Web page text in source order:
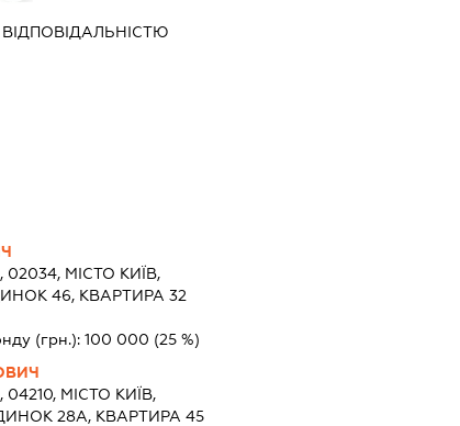
02034, МІСТО КИЇВ,
46, КВАРТИРА 32
(грн.): 100 000 (25 %)
04210, МІСТО КИЇВ,
28А, КВАРТИРА 45